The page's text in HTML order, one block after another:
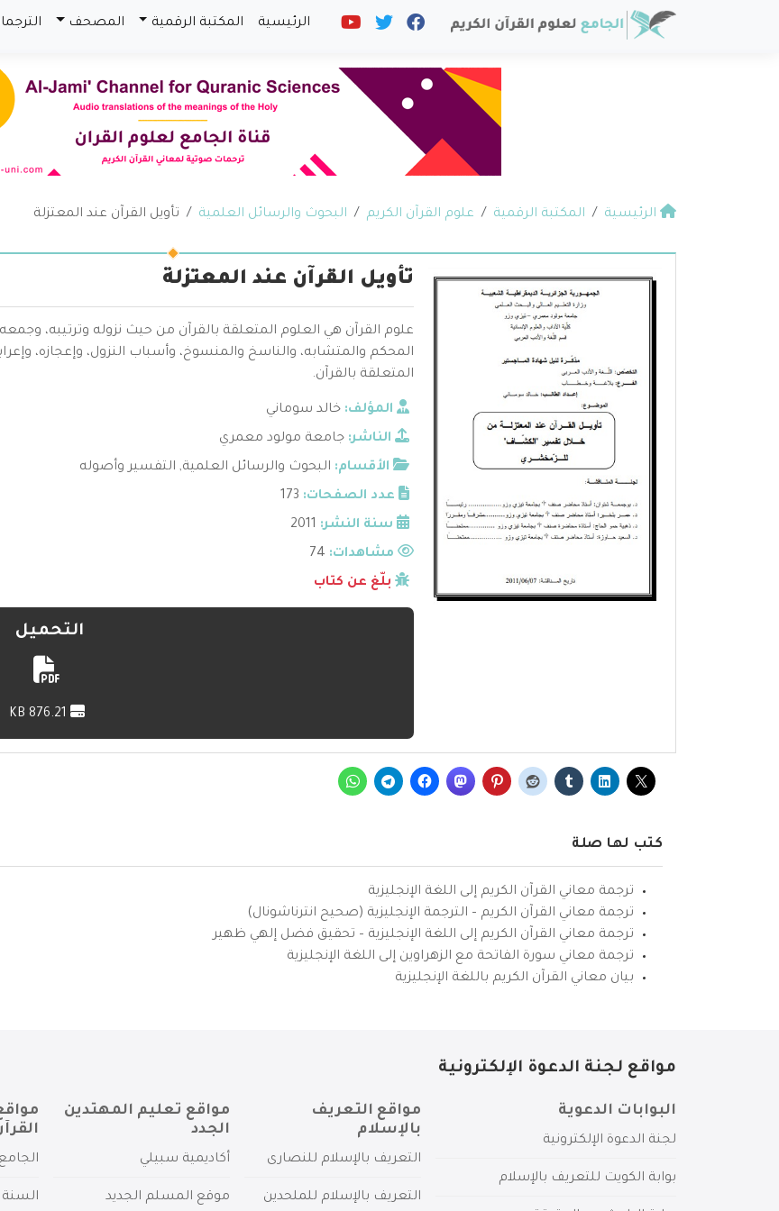
الرئيسية المكتبة الرقمية المصحف
الرئيسية المكتبة الرقمية علوم القرآن الكريم البحوث والرسائل العلمية تأويل القرآن عند المعتزلة
تأويل القرآن عند المعتزلة
علوم القرآن هي العلوم المتعلقة بالقرآن من حيث نزوله وترتيبه،
المحكم والمتشابه، والناسخ والمنسوخ، وأسباب النزول، وإعجازه،
المتعلقة بالقرآن.
المؤلف: خالد سوماني
الناشر: جامعة مولود معمري
الأقسام: البحوث والرسائل العلمية, التفسير وأصوله
عدد الصفحات: 173
سنة النشر: 2011
مشاهدات:
بلّغ عن كتاب
التحميل
كتب لها صلة
ترجمة معاني القرآن الكريم إلى اللغة الإنجليزية
ترجمة معاني القرآن الكريم – الترجمة الإنجليزية (صحيح انترناشونال)
ترجمة معاني القرآن الكريم إلى اللغة الإنجليزية – تحقيق فضل إلهي ظهير
ترجمة معاني سورة الفاتحة مع الزهراوين إلى اللغة الإنجليزية
بيان معاني القرآن الكريم باللغة الإنجليزية
مواقع لجنة الدعوة الإلكترونية
البوابات الدعوية
لجنة الدعوة الإلكترونية
بوابة الكويت للتعريف بالإسلام
مواقع التعريف
بالإسلام
التعريف بالإسلام للنصارى
التعريف بالإسلام للملحدين
مواقع تعليم المهتدين
الجدد
أكاديمية سبيلي
موقع المسلم الجديد السنة